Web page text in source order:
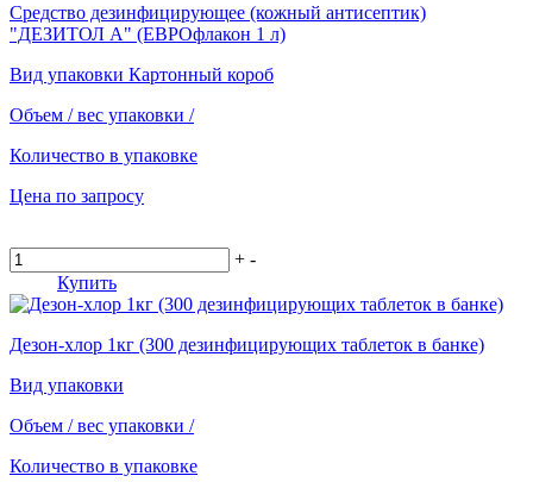
Средство дезинфицирующее (кожный антисептик)
"ДЕЗИТОЛ А" (ЕВРОфлакон 1 л)
Вид упаковки Картонный короб
Объем / вес упаковки /
Количество в упаковке
Цена по запросу
+ -
Купить
Дезон-хлор 1кг (300 дезинфицирующих таблеток в банке)
Вид упаковки
Объем / вес упаковки /
Количество в упаковке